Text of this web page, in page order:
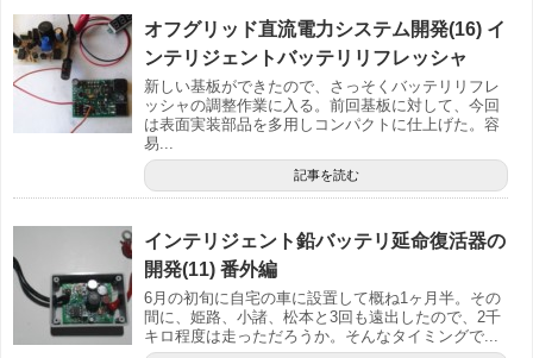
オフグリッド直流電力システム開発(16) イ
ンテリジェントバッテリリフレッシャ
新しい基板ができたので、さっそくバッテリリフレ
ッシャの調整作業に入る。前回基板に対して、今回
は表面実装部品を多用しコンパクトに仕上げた。容
易...
記事を読む
インテリジェント鉛バッテリ延命復活器の
開発(11) 番外編
6月の初旬に自宅の車に設置して概ね1ヶ月半。その
間に、姫路、小諸、松本と3回も遠出したので、2千
キロ程度は走っただろうか。そんなタイミングで...